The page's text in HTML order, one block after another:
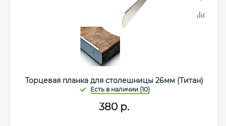
Торцевая планка для столешницы 26мм (Титан)
380 р.